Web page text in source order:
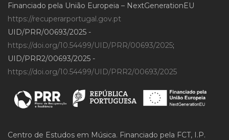
Financiado pela União Europeia – NextGenerationEU
https://recuperarportugal.gov.pt
UID/PRR/00693/2025 -
https://doi.org/10.54499/UID/PRR/00693/2025;
UID/PRR2/00693/2025 -
https://doi.org/10.54499/UID/PRR2/00693/2025
Centro de Estudos em Música. Financiado pela FCT, I.P.